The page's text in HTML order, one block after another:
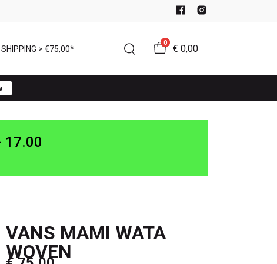
SHIPPING > €75,00*
0
€ 0,00
17.00
VANS MAMI WATA
WOVEN